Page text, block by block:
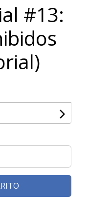
#13: